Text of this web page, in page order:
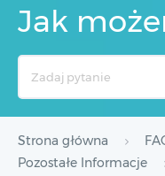
Jak
Strona główna
Pozostałe Informacje